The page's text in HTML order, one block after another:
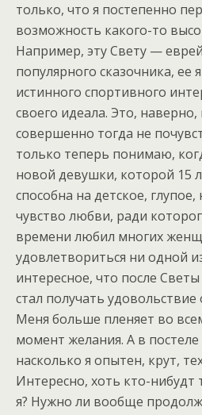
только, что я постепенно
возможность какого-то
Например, эту Свету —
популярного сказочника, ее
истинного спортивного
своего идеала. Это, наверно,
совершенно тогда не
только теперь понимаю,
новой девушки, которой 15
способна на детское,
чувство любви, ради
времени любил многих
удовлетвориться ни одной
интересное, что после
стал получать удовольствие
Меня больше пленяет во
момент желания. А в
насколько я опытен, крут,
Интересно, хоть кто-нибудт
я? Нужно ли вообще